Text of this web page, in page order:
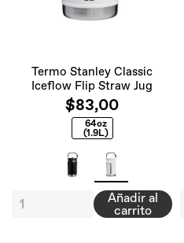
Termo Stanley Classic
Iceflow Flip Straw Jug
$83,00
64oz
(1.9L)
Añadir al
carrito